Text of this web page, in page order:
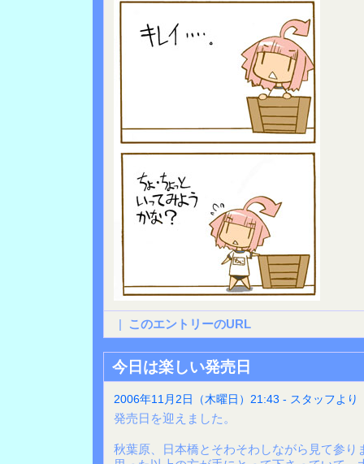
| このエントリーのURL
今日は楽しい発売日
2006年11月2日（木曜日）21:43 - スタッフより
発売日を迎えました。
秋葉原、日本橋とそわそわしながら見て参り